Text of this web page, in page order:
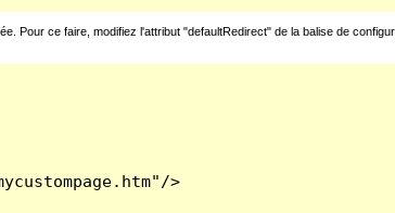
Pour ce faire, modifiez l'attribut "defaultRedirect" de la balise de
>